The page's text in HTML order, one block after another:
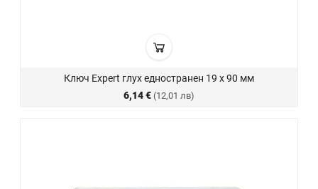
Ключ Expert глух едностранен 19 х 90 мм
6,14 € (12,01 лв)